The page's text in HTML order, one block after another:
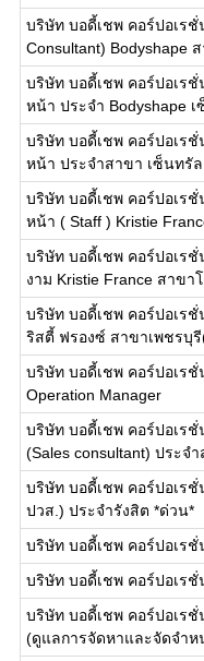
บริษัท บอดี้เชพ คอร์ปอเรชั่
Consultant) Bodyshape
บริษัท บอดี้เชพ คอร์ปอเรชั่
หน้า ประจำ Bodyshape
บริษัท บอดี้เชพ คอร์ปอเรชั่
หน้า ประจำสาขา เซ็นทรัล
บริษัท บอดี้เชพ คอร์ปอเรชั่
หน้า ( Staff ) Kristie
บริษัท บอดี้เชพ คอร์ปอเรชั่
งาม Kristie France สาข
บริษัท บอดี้เชพ คอร์ปอเรชั่
ริสตี้ ฟรองซ์ สาขาเพชรบุ
บริษัท บอดี้เชพ คอร์ปอเรชั่
Operation Manager
บริษัท บอดี้เชพ คอร์ปอเรชั่
(Sales consultant) ประจ
บริษัท บอดี้เชพ คอร์ปอเรชั่
ปวส.) ประจำรังสิต *ด่วน*
บริษัท บอดี้เชพ คอร์ปอเรชั่
บริษัท บอดี้เชพ คอร์ปอเรชั่
บริษัท บอดี้เชพ คอร์ปอเรชั่
(ดูแลการจัดหาและจัดจำ